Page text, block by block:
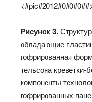
<#pic#2012#0#0#0##>
Рисунок 3.
обладающие
гофрированная
тельсона креветки-
компоненты
гофрированных